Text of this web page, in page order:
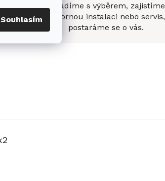
Souhlasím
se
Poradíme s výběrem, zajistíme
odbornou instalaci nebo servis,
postaráme se o vás.